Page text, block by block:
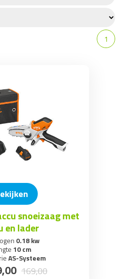
1
snoeizaag met
en lader
0.18 kw
10 cm
AS-Systeem
,00 169,00